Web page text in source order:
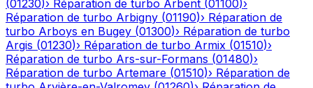
(01230)› Réparation de turbo Arbent (01100)›
Réparation de turbo Arbigny (01190)› Réparation de
turbo Arboys en Bugey (01300)› Réparation de turbo
Argis (01230)› Réparation de turbo Armix (01510)›
Réparation de turbo Ars-sur-Formans (01480)›
Réparation de turbo Artemare (01510)› Réparation de